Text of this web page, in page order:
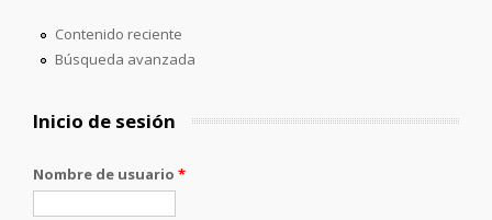
Contenido reciente
Búsqueda avanzada
Inicio de sesión
Nombre de usuario *